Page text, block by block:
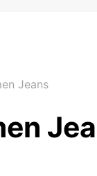
Jeans